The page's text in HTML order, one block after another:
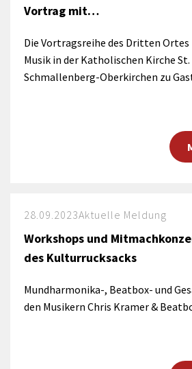
Vortrag mit…
Die Vortragsreihe des Dritten
Musik in der Katholischen Kirche
Schmallenberg-Oberkirchen zu
28.09.2023Aktuelle Meldung
Workshops und
des Kulturrucksacks
Mundharmonika-, Beatbox- und
den Musikern Chris Kramer &